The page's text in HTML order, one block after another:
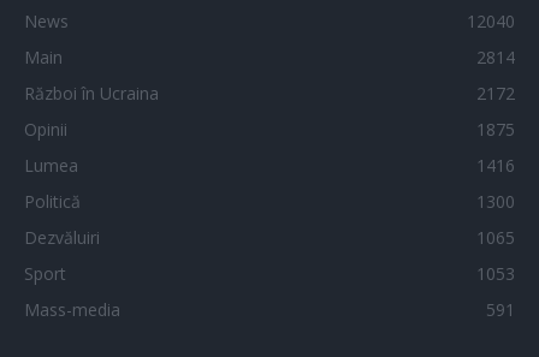
News
12040
Main
2814
Război în Ucraina
2172
Opinii
1875
Lumea
1416
Politică
1300
Dezvăluiri
1065
Sport
1053
Mass-media
591